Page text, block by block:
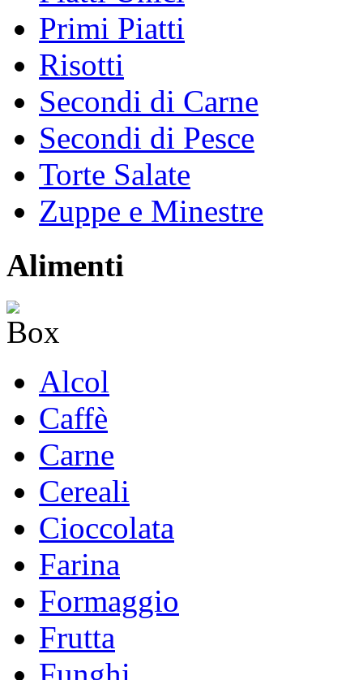
Primi Piatti
Risotti
Secondi di Carne
Secondi di Pesce
Torte Salate
Zuppe e Minestre
Alimenti
Alcol
Caffè
Carne
Cereali
Cioccolata
Farina
Formaggio
Frutta